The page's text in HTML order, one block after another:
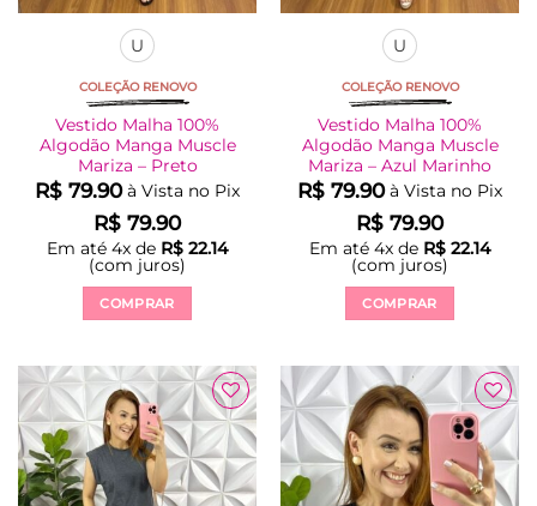
U
COLEÇÃO RENOVO
Vestido Malha 100%
Algodão Manga Muscle
Mariza – Preto
R$ 79.90 à Vista no Pix
R$ 79.90
Em até 4x de R$ 22.14
(com juros)
COMPRAR
tem
várias
variantes.
As
opções
U
COLEÇÃO RENOVO
Vestido Malha 100%
Algodão Manga Muscle
Mariza – Azul Marinho
R$ 79.90 à Vista no Pix
R$ 79.90
Em até 4x de R$ 22.14
(com juros)
COMPRAR
tem
várias
variantes.
As
opções
Adicionar
à Lista
Adicionar
à Lista